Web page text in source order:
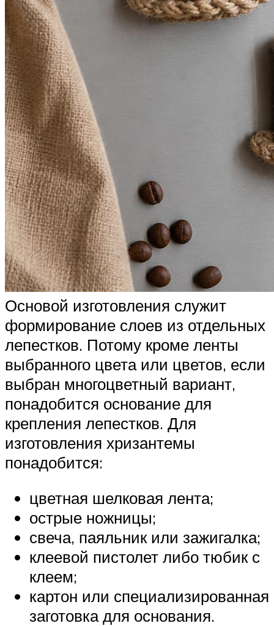
Основой изготовления служит
формирование слоев из отдельных
лепестков. Потому кроме ленты
выбранного цвета или цветов, если
выбран многоцветный вариант,
понадобится основание для
крепления лепестков. Для
изготовления хризантемы
понадобится:
цветная шелковая лента;
острые ножницы;
свеча, паяльник или зажигалка;
клеевой пистолет либо тюбик с
клеем;
картон или специализированная
заготовка для основания.